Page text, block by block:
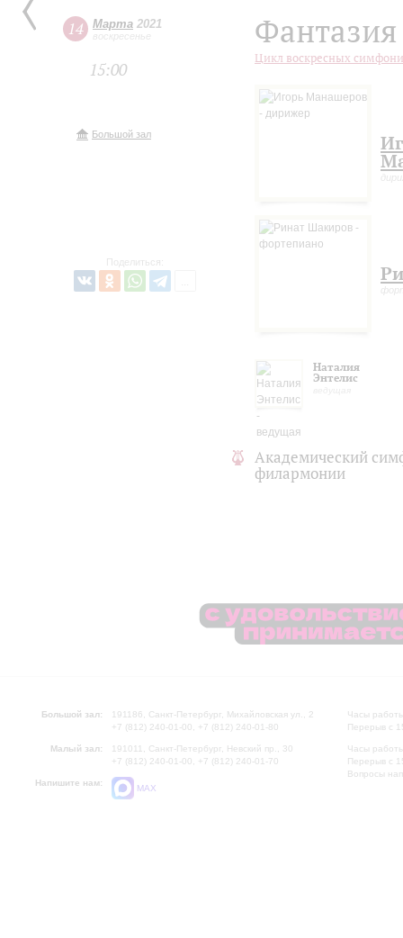
14 Марта 2021
воскресенье
15:00
Большой зал
Поделиться:
Цикл воскресных
Наталия
Энтелис
Академический
филармонии
Большой зал:
191186, Санкт-Петербург, Михайловская ул., 2
+7 (812) 240-01-00, +7 (812) 240-01-80
Малый зал:
191011, Санкт-Петербург, Невский пр., 30
+7 (812) 240-01-00, +7 (812) 240-01-70
Напишите нам:
MAX
Часы
Перерыв с
Часы
Перерыв с
Вопросы